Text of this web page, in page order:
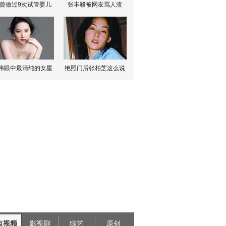
做过9次试管婴儿 张丰毅被网友骂人渣
眼中最清纯的女星 艳照门后张柏芝这么说
视频 影视剧 综艺 原创